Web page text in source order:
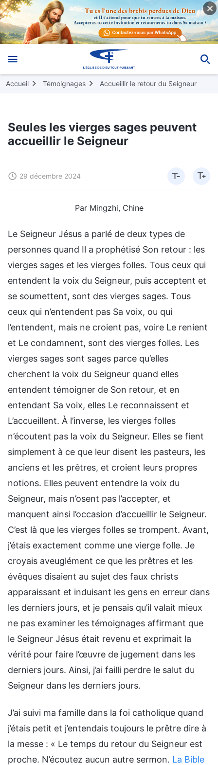
Accueil Témoignages Accueillir le retour du Seigneur
Seules les vierges sages peuvent
accueillir le Seigneur
29 décembre 2024
Par Mingzhi, Chine
Le Seigneur Jésus a parlé de deux types de
personnes quand Il a prophétisé Son retour : les
vierges sages et les vierges folles. Tous ceux qui
entendent la voix du Seigneur, puis acceptent et
se soumettent, sont des vierges sages. Tous
ceux qui n’entendent pas Sa voix, ou qui
l’entendent, mais ne croient pas, voire Le renient
et Le condamnent, sont des vierges folles. Les
vierges sages sont sages parce qu’elles
cherchent la voix du Seigneur quand elles
entendent témoigner de Son retour, et en
entendant Sa voix, elles Le reconnaissent et
L’accueillent. À l’inverse, les vierges folles
n’écoutent pas la voix du Seigneur. Elles se fient
simplement à ce que leur disent les pasteurs, les
anciens et les prêtres, et croient leurs propres
notions. Elles peuvent entendre la voix du
Seigneur, mais n’osent pas l’accepter, et
manquent ainsi l’occasion d’accueillir le Seigneur.
C’est là que les vierges folles se trompent. Avant,
j’étais exactement comme une vierge folle. Je
croyais aveuglément ce que les prêtres et les
évêques disaient au sujet des faux christs
apparaissant et induisant les gens en erreur dans
les derniers jours, et je pensais qu’il valait mieux
ne pas examiner les témoignages affirmant que
le Seigneur Jésus était revenu et exprimait la
vérité pour faire l’œuvre de jugement dans les
derniers jours. Ainsi, j’ai failli perdre le salut du
Seigneur dans les derniers jours.
J’ai suivi ma famille dans la foi catholique quand
j’étais petit et j’entendais toujours le prêtre dire à
la messe : « Le temps du retour du Seigneur est
proche. N’écoutez aucun autre sermon. La Bible